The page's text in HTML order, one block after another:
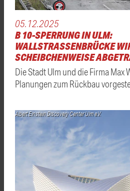
05.12.2025
B 10-SPERRUNG IN ULM:
WALLSTRASSENBRÜCKE
CHEIBCHENWEISE
Die Stadt Ulm und die Firma Max
Planungen zum Rückbau
Albert Einstein Discovery Center Ulm e.V.